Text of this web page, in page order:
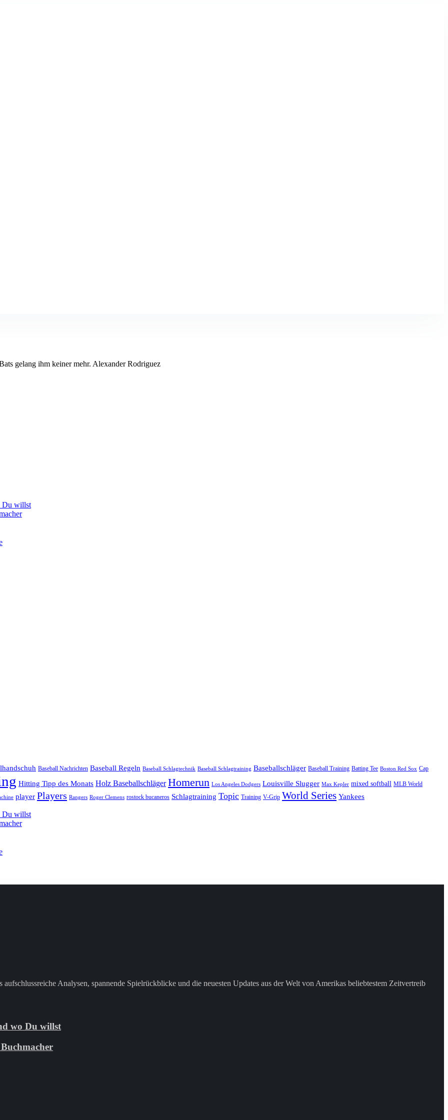
gelang ihm keiner mehr. Alexander Rodriguez
Du willst
Baseball Nachrichten Baseball Regeln Baseball Schlagtechnik Baseball Schlagtraining Baseballschläger Baseball Training Batting Tee Boston Red Sox Cap
Hitting Tipp des Monats Holz Baseballschläger Homerun Los Angeles Dodgers Louisville Slugger Max Kepler mixed softball MLB World
player Players Rangers Roger Clemens rostock bucaneros Schlagtraining Topic Training V-Grip World Series Yankees
Du willst
Analysen, spannende Spielrückblicke und die neuesten Updates aus der Welt von Amerikas beliebtestem Zeitvertreib
wo Du willst